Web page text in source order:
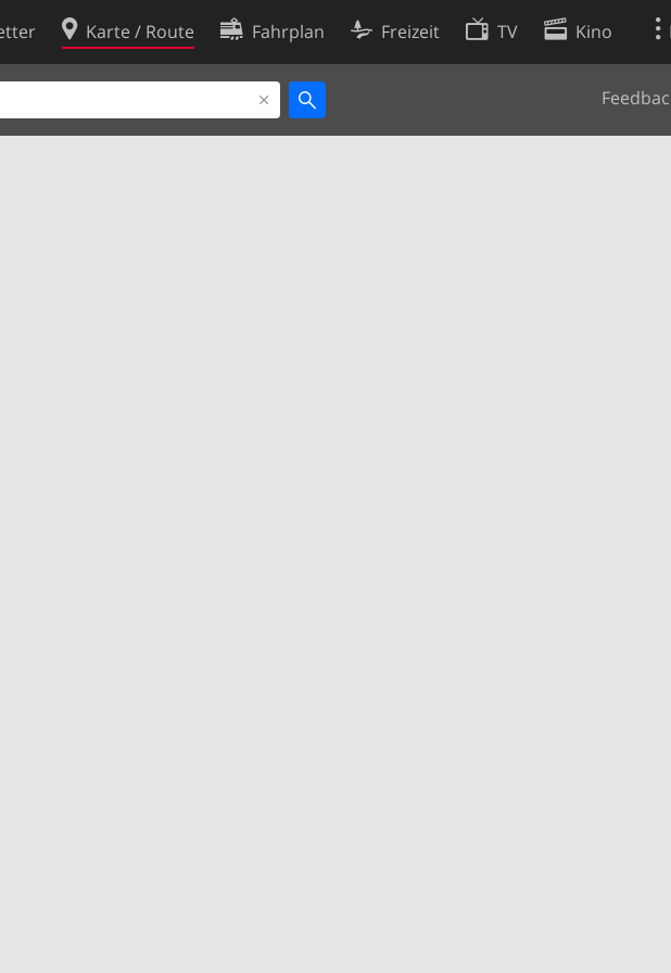
Karte / Route Fahrplan Freizeit TV Kino
Cookie-Richtlinie
Cookie-Einstellungen